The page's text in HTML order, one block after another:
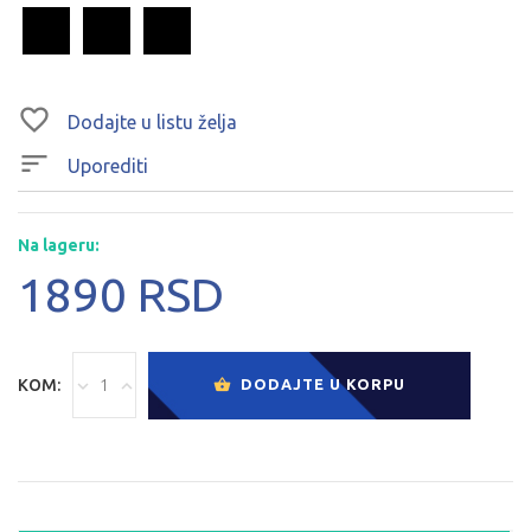
Dodajte u listu želja
Uporediti
Na lageru:
1890 RSD
KOM: DODAJTE U KORPU